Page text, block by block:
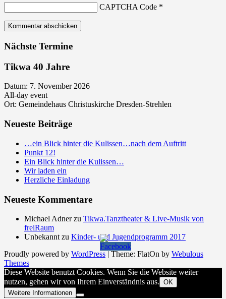
CAPTCHA Code *
Nächste Termine
Tikwa 40 Jahre
Datum: 7. November 2026
All-day event
Ort: Gemeindehaus Christuskirche Dresden-Strehlen
Neueste Beiträge
…ein Blick hinter die Kulissen…nach dem Auftritt
Punkt 12!
Ein Blick hinter die Kulissen…
Wir laden ein
Herzliche Einladung
Neueste Kommentare
Michael Adnerzu Tikwa.Tanztheater & Live-Musik von
freiRaum
Unbekannt zu Kinder- und Jugendprogramm 2017
Proudly powered by WordPress | Theme: FlatOn by Webulous
Themes
Diese Website benutzt Cookies. Wenn Sie die Website weiter
nutzen, gehen wir von Ihrem Einverständnis aus. OK
Weitere Informationen